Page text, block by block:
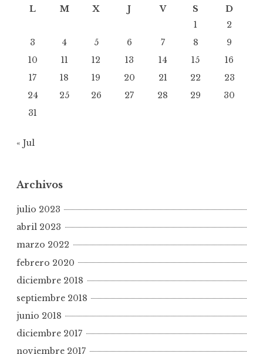
L
M X J V S
D
1
2
3
4 5 6 7 8
9
10
11 12 13 14 15
16
17
18 19 20 21 22
23
24
25 26 27 28 29
30
31
« Jul
Archivos
julio 2023
abril 2023
marzo 2022
febrero 2020
diciembre 2018
septiembre 2018
junio 2018
diciembre 2017
noviembre 2017